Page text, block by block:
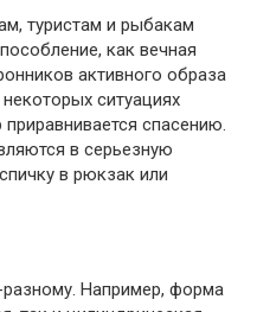
туристам и рыбакам
как вечная
активного образа
ситуациях
спасению.
в серьезную
в рюкзак или
Например, форма